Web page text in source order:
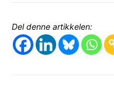
Del denne artikkelen: